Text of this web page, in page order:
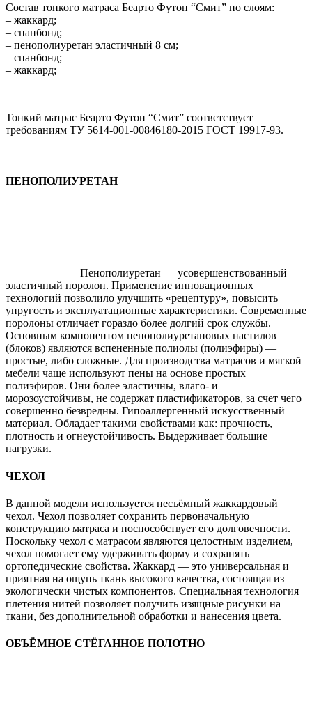
Состав тонкого матраса Беарто Футон “Смит” по слоям:
– жаккард;
– спанбонд;
– пенополиуретан эластичный 8 см;
– спанбонд;
– жаккард;
Тонкий матрас Беарто Футон “Смит” соответствует
требованиям ТУ 5614-001-00846180-2015 ГОСТ 19917-93.
ПЕНОПОЛИУРЕТАН
Пенополиуретан — усовершенствованный
эластичный поролон. Применение инновационных
технологий позволило улучшить «рецептуру», повысить
упругость и эксплуатационные характеристики. Современные
поролоны отличает гораздо более долгий срок службы.
Основным компонентом пенополиуретановых настилов
(блоков) являются вспененные полиолы (полиэфиры) —
простые, либо сложные. Для производства матрасов и мягкой
мебели чаще используют пены на основе простых
полиэфиров. Они более эластичны, влаго- и
морозоустойчивы, не содержат пластификаторов, за счет чего
совершенно безвредны. Гипоаллергенный искусственный
материал. Обладает такими свойствами как: прочность,
плотность и огнеустойчивость. Выдерживает большие
нагрузки.
ЧЕХОЛ
В данной модели используется несъёмный жаккардовый
чехол. Чехол позволяет сохранить первоначальную
конструкцию матраса и поспособствует его долговечности.
Поскольку чехол с матрасом являются целостным изделием,
чехол помогает ему удерживать форму и сохранять
ортопедические свойства. Жаккард — это универсальная и
приятная на ощупь ткань высокого качества, состоящая из
экологически чистых компонентов. Специальная технология
плетения нитей позволяет получить изящные рисунки на
ткани, без дополнительной обработки и нанесения цвета.
ОБЪЁМНОЕ СТЁГАННОЕ ПОЛОТНО